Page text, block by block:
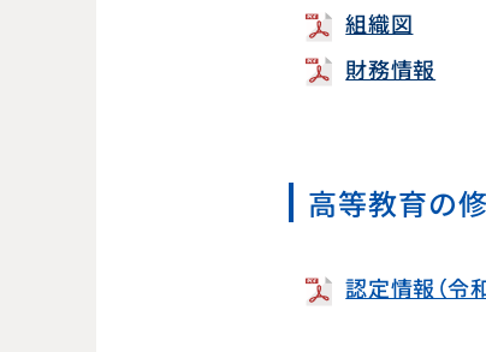
組織図
財務情報
高等教育の
認定情報（令